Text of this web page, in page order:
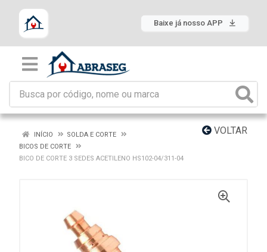
Baixe já nosso APP
VOLTAR
INÍCIO
SOLDA E CORTE
BICOS DE CORTE
BICO DE CORTE 3 SEDES ACETILENO HS102-04/311-04